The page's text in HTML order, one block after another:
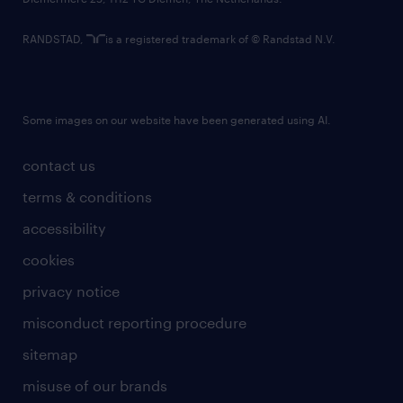
contact us
terms & conditions
accessibility
cookies
privacy notice
misconduct reporting procedure
sitemap
misuse of our brands
RANDSTAD, is a registered trademark of © Randstad N.V.
Some images on our website have been generated using AI.